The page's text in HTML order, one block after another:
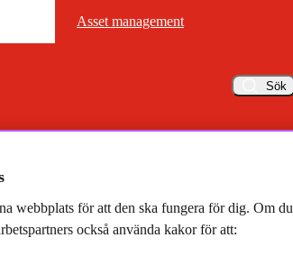
Asset management
Sök
Asset management
webbplats för att den ska fungera för dig. Om du
också använda kakor för att: